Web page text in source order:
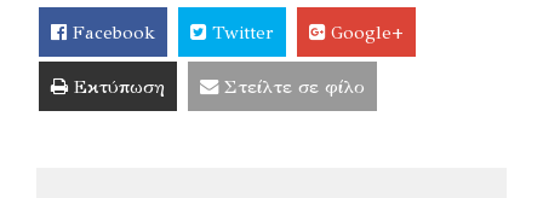
Facebook Twitter Google+
Εκτύπωση Στείλτε σε φίλο